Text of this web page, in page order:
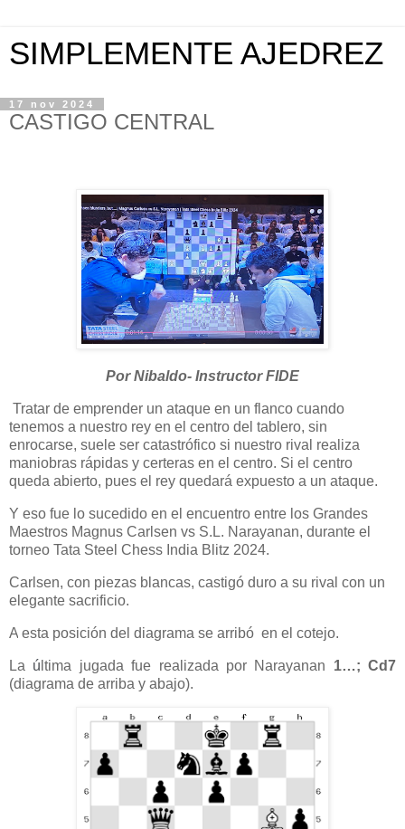
SIMPLEMENTE AJEDREZ
17 nov 2024
CASTIGO CENTRAL
Por Nibaldo- Instructor FIDE
Tratar de emprender un ataque en un flanco cuando
tenemos a nuestro rey en el centro del tablero, sin
enrocarse, suele ser catastrófico si nuestro rival realiza
maniobras rápidas y certeras en el centro. Si el centro
queda abierto, pues el rey quedará expuesto a un ataque.
Y eso fue lo sucedido en el encuentro entre los Grandes
Maestros Magnus Carlsen vs S.L. Narayanan, durante el
torneo Tata Steel Chess India Blitz 2024.
Carlsen, con piezas blancas, castigó duro a su rival con un
elegante sacrificio.
A esta posición del diagrama se arribó en el cotejo.
La ú ltima jugada fue realizada por Narayanan 1…; Cd7
(diagrama de arriba y abajo).